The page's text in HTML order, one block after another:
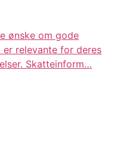
ønske om gode
relevante for deres
Skatteinform…